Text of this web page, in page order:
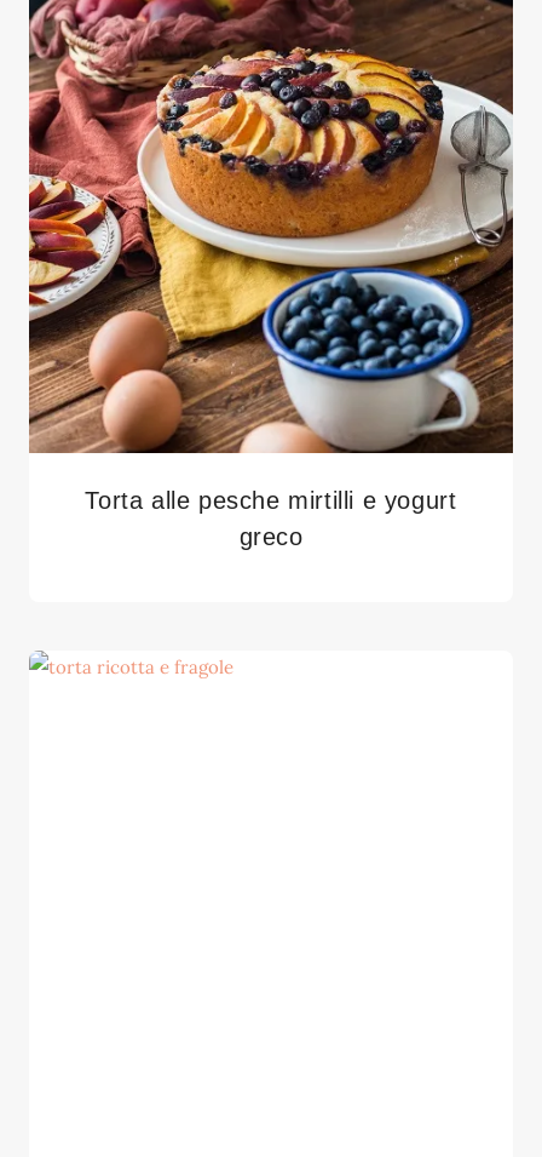
Torta alle pesche mirtilli e yogurt
greco